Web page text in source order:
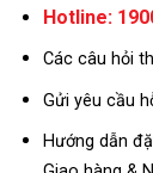
Hotline:
Các câu hỏi
Gửi yêu cầu
Hướng dẫn